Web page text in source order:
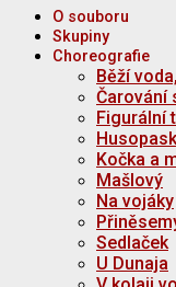
O souboru
Skupiny
Choreografie
Běží
Čarování
Figurální
Kočka a
Mašlový
Na vojáky
Sedlaček
U Dunaja